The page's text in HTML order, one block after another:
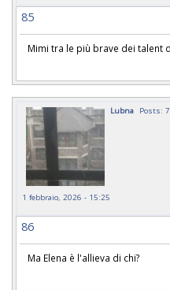
85
Mimi tra le più brave dei talent
Lubna Posts:
1 febbraio, 2026 - 15:25
86
Ma Elena è l'allieva di chi?